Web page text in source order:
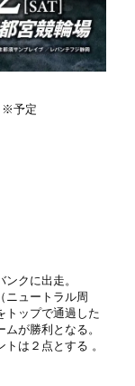
※予定
クに出走。
ニュートラル周
トップで通過した
が勝利となる。
は２点とする 。